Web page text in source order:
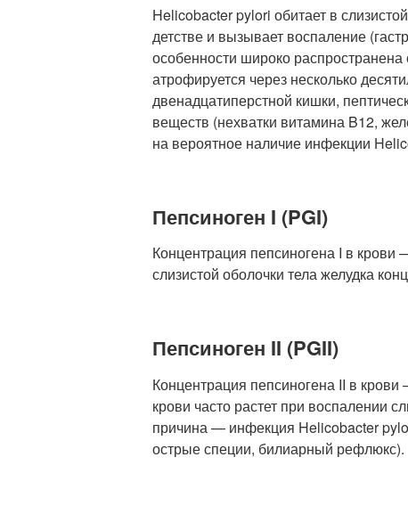
Helicobacter pylori обитает в
детстве и вызывает воспаление
особенности широко
атрофируется через несколько
двенадцатиперстной кишки,
веществ (нехватки витамина B12,
на вероятное наличие инфекции
Пепсиноген I (PGI)
Концентрация пепсиногена I в крови
слизистой оболочки тела желудка
Пепсиноген II (PGII)
Концентрация пепсиногена II в
крови часто растет при воспалении
причина — инфекция Helicobacter
острые специи, билиарный рефлюкс).